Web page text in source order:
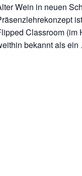
Wein in neuen
Classroom (im
bekannt als